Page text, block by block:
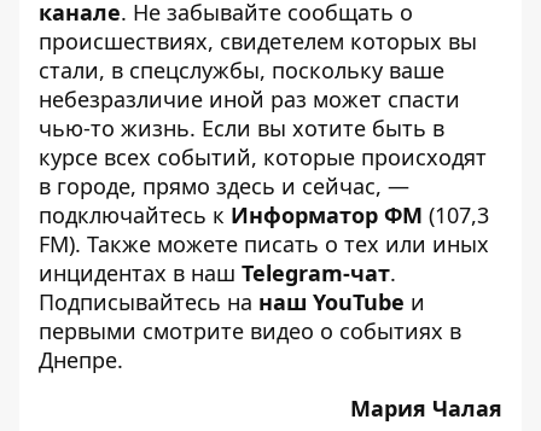
канале. Не забывайте сообщать о
происшествиях, свидетелем которых вы
стали, в спецслужбы, поскольку ваше
небезразличие иной раз может спасти
чью-то жизнь. Если вы хотите быть в
курсе всех событий, которые происходят
в городе, прямо здесь и сейчас, —
подключайтесь к Информатор ФМ (107,3
FM). Также можете писать о тех или иных
инцидентах в наш Telegram-чат.
Подписывайтесь на наш YouTube и
первыми смотрите видео о событиях в
Днепре.
Мария Чалая